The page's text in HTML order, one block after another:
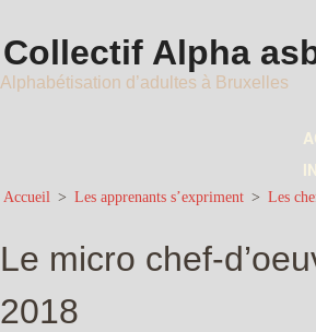
Collectif Alpha
Alphabétisation d’adultes à Bruxelles
Accueil > Les apprenants s’expriment > Les
Le micro chef-
2018